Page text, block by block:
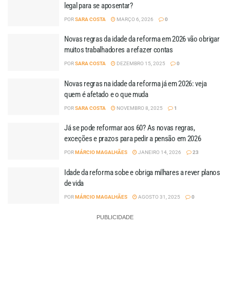
legal para se aposentar?
PORSARA COSTA MARÇO 6, 2026 0
Novas regras da idade da reforma em 2026 vão obrigar
muitos trabalhadores a refazer contas
PORSARA COSTA DEZEMBRO 15, 2025 0
Novas regras na idade da reforma já em 2026: veja
quem é afetado e o que muda
PORSARA COSTA NOVEMBRO 8, 2025 1
Já se pode reformar aos 60? As novas regras,
exceções e prazos para pedir a pensão em 2026
PORMÁRCIO MAGALHÃES JANEIRO 14, 2026 23
Idade da reforma sobe e obriga milhares a rever planos
de vida
PORMÁRCIO MAGALHÃES AGOSTO 31, 2025 0
PUBLICIDADE